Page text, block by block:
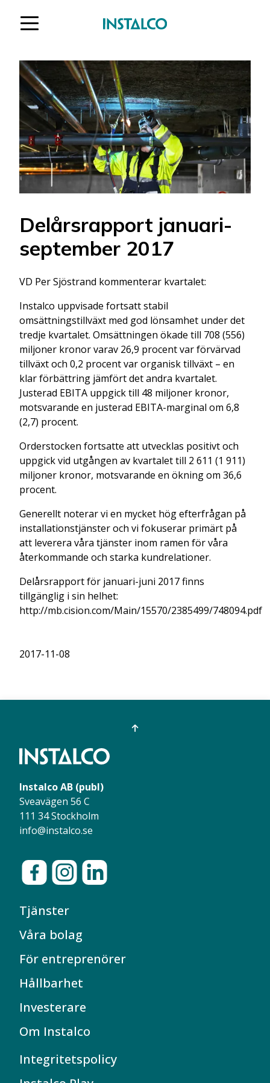
Delårsrapport januari-
september 2017
VD Per Sjöstrand kommenterar kvartalet:
Instalco uppvisade fortsatt stabil
omsättningstillväxt med god lönsamhet under det
tredje kvartalet. Omsättningen ökade till 708 (556)
miljoner kronor varav 26,9 procent var förvärvad
tillväxt och 0,2 procent var organisk tillväxt – en
klar förbättring jämfört det andra kvartalet.
Justerad EBITA uppgick till 48 miljoner kronor,
motsvarande en justerad EBITA-marginal om 6,8
(2,7) procent.
Orderstocken fortsatte att utvecklas positivt och
uppgick vid utgången av kvartalet till 2 611 (1 911)
miljoner kronor, motsvarande en ökning om 36,6
procent.
Generellt noterar vi en mycket hög efterfrågan på
installationstjänster och vi fokuserar primärt på
att leverera våra tjänster inom ramen för våra
återkommande och starka kundrelationer.
Delårsrapport för januari-juni 2017 finns
tillgänglig i sin helhet:
http://mb.cision.com/Main/15570/2385499/748094.pdf
2017-11-08
Instalco AB (publ)
Sveavägen 56 C
111 34 Stockholm
info@instalco.se
Tjänster
Våra bolag
För entreprenörer
Hållbarhet
Investerare
Om Instalco
Integritetspolicy